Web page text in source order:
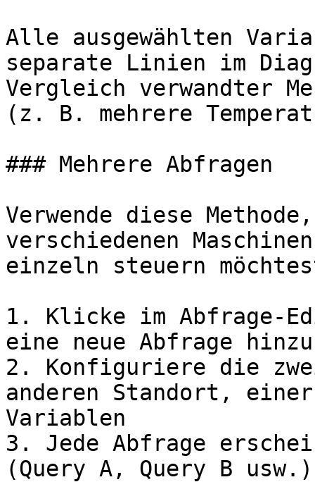
Alle ausgewählten
separate Linien im
Vergleich verwandter
(z. B. mehrere
### Mehrere Abfragen
Verwende diese
verschiedenen
einzeln steuern
1. Klicke im Abfrage-
eine neue Abfrage
2. Konfiguriere die
anderen Standort, einer
Variablen
3. Jede Abfrage
(Query A, Query B usw.)